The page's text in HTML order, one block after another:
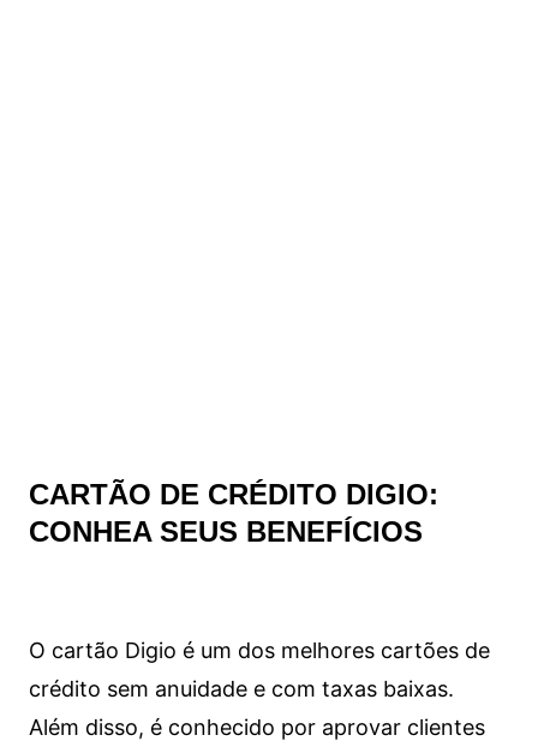
CARTÃO DE CRÉDITO DIGIO:
CONHEA SEUS BENEFÍCIOS
O cartão Digio é um dos melhores cartões de
crédito sem anuidade e com taxas baixas.
Além disso, é conhecido por aprovar clientes